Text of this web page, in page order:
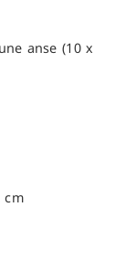
anse (10 x
cm